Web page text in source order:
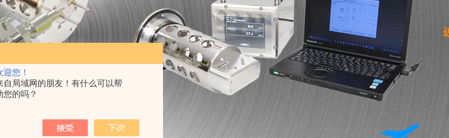
迎您！
自局域网的朋友！有什么可以帮
您的吗？